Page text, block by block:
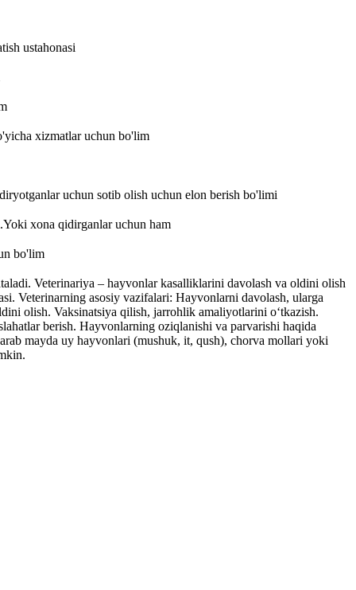
ustahonasi
xizmatlar uchun bo'lim
uchun sotib olish uchun elon berish bo'limi
xona qidirganlar uchun ham
bo'lim
Veterinariya – hayvonlar kasalliklarini davolash va oldini olish
Veterinarning asosiy vazifalari: Hayvonlarni davolash, ularga
olish. Vaksinatsiya qilish, jarrohlik amaliyotlarini oʻtkazish.
berish. Hayvonlarning oziqlanishi va parvarishi haqida
mayda uy hayvonlari (mushuk, it, qush), chorva mollari yoki